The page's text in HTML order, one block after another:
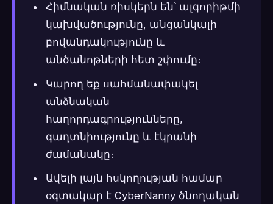
Հիմնական ռիսկերն են՝ ալգորիթմի
կախվածությունը, անցանկալի
բովանդակությունը և
անծանոթների հետ շփումը։
Կարող եք սահմանափակել
անձնական
հաղորդագրությունները,
գաղտնիությունը և էկրանի
ժամանակը։
Ավելի լայն հսկողության համար
օգտակար է CyberNanny ծնողական